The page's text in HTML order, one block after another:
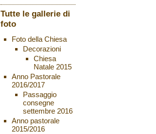
Tutte le gallerie di
foto
Foto della Chiesa
Decorazioni
Chiesa
Natale 2015
Anno Pastorale
2016/2017
Passaggio
consegne
settembre 2016
Anno pastorale
2015/2016